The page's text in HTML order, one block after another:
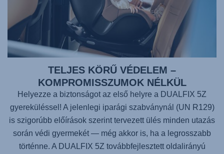
TELJES KÖRŰ VÉDELEM –
KOMPROMISSZUMOK NÉLKÜL
Helyezze a biztonságot az első helyre a DUALFIX 5Z
gyereküléssel! A jelenlegi iparági szabványnál (UN R129)
is szigorúbb előírások szerint tervezett ülés minden utazás
során védi gyermekét — még akkor is, ha a legrosszabb
történne. A DUALFIX 5Z továbbfejlesztett oldalirányú